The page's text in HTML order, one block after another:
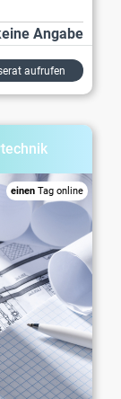
Angabe
aufrufen
einen Tag online